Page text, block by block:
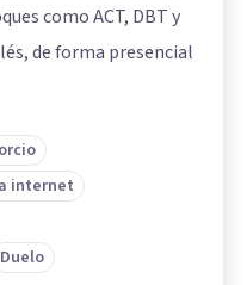
como ACT, DBT y
de forma presencial
internet
Duelo